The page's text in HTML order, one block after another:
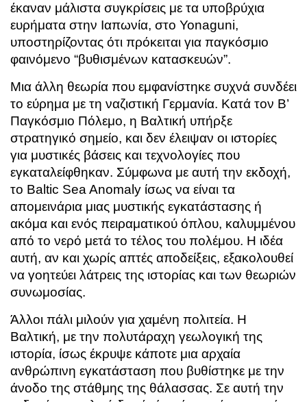
έκαναν μάλιστα συγκρίσεις με τα υποβρύχια
ευρήματα στην Ιαπωνία, στο Yonaguni,
υποστηρίζοντας ότι πρόκειται για παγκόσμιο
φαινόμενο “βυθισμένων κατασκευών”.
Μια άλλη θεωρία που εμφανίστηκε συχνά συνδέει
το εύρημα με τη ναζιστική Γερμανία. Κατά τον Β’
Παγκόσμιο Πόλεμο, η Βαλτική υπήρξε
στρατηγικό σημείο, και δεν έλειψαν οι ιστορίες
για μυστικές βάσεις και τεχνολογίες που
εγκαταλείφθηκαν. Σύμφωνα με αυτή την εκδοχή,
το Baltic Sea Anomaly ίσως να είναι τα
απομεινάρια μιας μυστικής εγκατάστασης ή
ακόμα και ενός πειραματικού όπλου, καλυμμένου
από το νερό μετά το τέλος του πολέμου. Η ιδέα
αυτή, αν και χωρίς απτές αποδείξεις, εξακολουθεί
να γοητεύει λάτρεις της ιστορίας και των θεωριών
συνωμοσίας.
Άλλοι πάλι μιλούν για χαμένη πολιτεία. Η
Βαλτική, με την πολυτάραχη γεωλογική της
ιστορία, ίσως έκρυψε κάποτε μια αρχαία
ανθρώπινη εγκατάσταση που βυθίστηκε με την
άνοδο της στάθμης της θάλασσας. Σε αυτή την